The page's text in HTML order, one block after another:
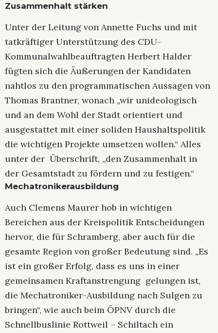
Zusammenhalt stärken
Unter der Leitung von Annette Fuchs und mit
tatkräftiger Unterstützung des CDU-
Kommunalwahlbeauftragten Herbert Halder
fügten sich die Äußerungen der Kandidaten
nahtlos zu den programmatischen Aussagen von
Thomas Brantner, wonach „wir unideologisch
und an dem Wohl der Stadt orientiert und
ausgestattet mit einer soliden Haushaltspolitik
die wichtigen Projekte umsetzen wollen.“ Alles
unter der Überschrift, „den Zusammenhalt in
der Gesamtstadt zu fördern und zu festigen.“
Mechatronikerausbildung
Auch Clemens Maurer hob in wichtigen
Bereichen aus der Kreispolitik Entscheidungen
hervor, die für Schramberg, aber auch für die
gesamte Region von großer Bedeutung sind. „Es
ist ein großer Erfolg, dass es uns in einer
gemeinsamen Kraftanstrengung gelungen ist,
die Mechatroniker-Ausbildung nach Sulgen zu
bringen“, wie auch beim ÖPNV durch die
Schnellbuslinie Rottweil – Schiltach ein